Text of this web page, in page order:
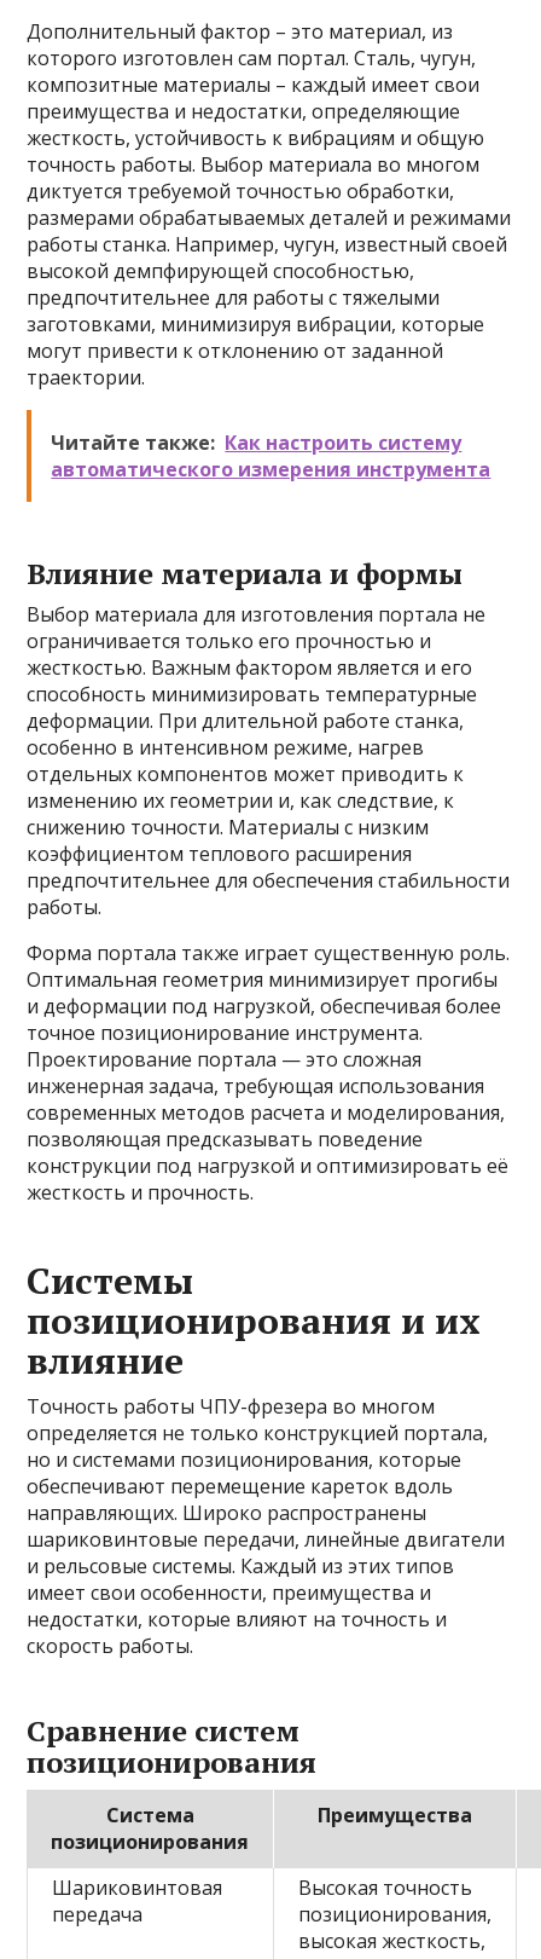
Дополнительный фактор – это материал, из
которого изготовлен сам портал. Сталь, чугун,
композитные материалы – каждый имеет свои
преимущества и недостатки, определяющие
жесткость, устойчивость к вибрациям и общую
точность работы. Выбор материала во многом
диктуется требуемой точностью обработки,
размерами обрабатываемых деталей и режимами
работы станка. Например, чугун, известный своей
высокой демпфирующей способностью,
предпочтительнее для работы с тяжелыми
заготовками, минимизируя вибрации, которые
могут привести к отклонению от заданной
траектории.
Читайте также: Как настроить систему
автоматического измерения инструмента
Влияние материала и формы
Выбор материала для изготовления портала не
ограничивается только его прочностью и
жесткостью. Важным фактором является и его
способность минимизировать температурные
деформации. При длительной работе станка,
особенно в интенсивном режиме, нагрев
отдельных компонентов может приводить к
изменению их геометрии и, как следствие, к
снижению точности. Материалы с низким
коэффициентом теплового расширения
предпочтительнее для обеспечения стабильности
работы.
Форма портала также играет существенную роль.
Оптимальная геометрия минимизирует прогибы
и деформации под нагрузкой, обеспечивая более
точное позиционирование инструмента.
Проектирование портала — это сложная
инженерная задача, требующая использования
современных методов расчета и моделирования,
позволяющая предсказывать поведение
конструкции под нагрузкой и оптимизировать её
жесткость и прочность.
Системы
позиционирования и их
влияние
Точность работы ЧПУ-фрезера во многом
определяется не только конструкцией портала,
но и системами позиционирования, которые
обеспечивают перемещение кареток вдоль
направляющих. Широко распространены
шариковинтовые передачи, линейные двигатели
и рельсовые системы. Каждый из этих типов
имеет свои особенности, преимущества и
недостатки, которые влияют на точность и
скорость работы.
Сравнение систем
позиционирования
Система
позиционирования
Преимущества
Шариковинтовая
передача
Высокая точность
позиционирования,
высокая жесткость,